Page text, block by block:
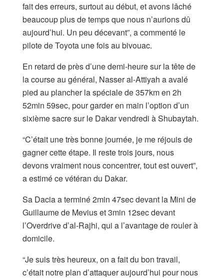
fait des erreurs, surtout au début, et avons lâché
beaucoup plus de temps que nous n’aurions dû
aujourd’hui. Un peu décevant”, a commenté le
pilote de Toyota une fois au bivouac.
En retard de près d’une demi-heure sur la tête de
la course au général, Nasser al-Attiyah a avalé
pied au plancher la spéciale de 357km en 2h
52min 59sec, pour garder en main l’option d’un
sixième sacre sur le Dakar vendredi à Shubaytah.
“C’était une très bonne journée, je me réjouis de
gagner cette étape. Il reste trois jours, nous
devons vraiment nous concentrer, tout est ouvert”,
a estimé ce vétéran du Dakar.
Sa Dacia a terminé 2min 47sec devant la Mini de
Guillaume de Mevius et 3min 12sec devant
l’Overdrive d’al-Rajhi, qui a l’avantage de rouler à
domicile.
“Je suis très heureux, on a fait du bon travail,
c’était notre plan d’attaquer aujourd’hui pour nous